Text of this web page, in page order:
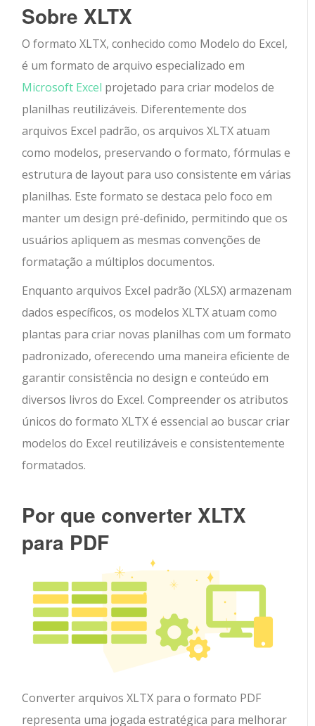
Sobre XLTX
O formato XLTX, conhecido como Modelo do Excel,
é um formato de arquivo especializado em
Microsoft Excel projetado para criar modelos de
planilhas reutilizáveis. Diferentemente dos
arquivos Excel padrão, os arquivos XLTX atuam
como modelos, preservando o formato, fórmulas e
estrutura de layout para uso consistente em várias
planilhas. Este formato se destaca pelo foco em
manter um design pré-definido, permitindo que os
usuários apliquem as mesmas convenções de
formatação a múltiplos documentos.
Enquanto arquivos Excel padrão (XLSX) armazenam
dados específicos, os modelos XLTX atuam como
plantas para criar novas planilhas com um formato
padronizado, oferecendo uma maneira eficiente de
garantir consistência no design e conteúdo em
diversos livros do Excel. Compreender os atributos
únicos do formato XLTX é essencial ao buscar criar
modelos do Excel reutilizáveis e consistentemente
formatados.
Por que converter XLTX
para PDF
Converter arquivos XLTX para o formato PDF
representa uma jogada estratégica para melhorar